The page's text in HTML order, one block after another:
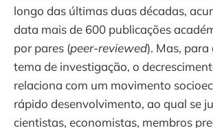
longo das últimas duas décadas,
data mais de 600 publicações
por pares (peer-reviewed). Mas, para
tema de investigação, o
relaciona com um movimento
rápido desenvolvimento, ao qual se
cientistas, economistas, membros